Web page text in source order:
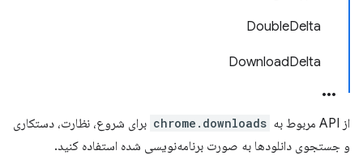
DoubleDelta
DownloadDelta
از API مربوط به chrome.downloads برای شروع، نظارت، دستکاری
و جستجوی دانلودها به صورت برنامه‌نویسی شده استفاده کنید.